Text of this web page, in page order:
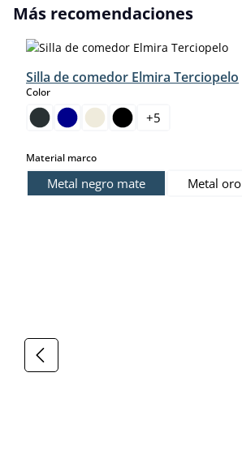
Omitir la galería de productos
Más recomendaciones
Silla de comedor Elmira Terciopelo
Colorselect
+5
Material marcoselect
Metal negro mate Metal oro